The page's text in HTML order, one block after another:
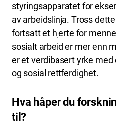
styringsapparatet for
av arbeidslinja. Tross
fortsatt et hjerte for
sosialt arbeid er mer enn
er et verdibasert yrke
og sosial rettferdighet.
Hva håper du
til?